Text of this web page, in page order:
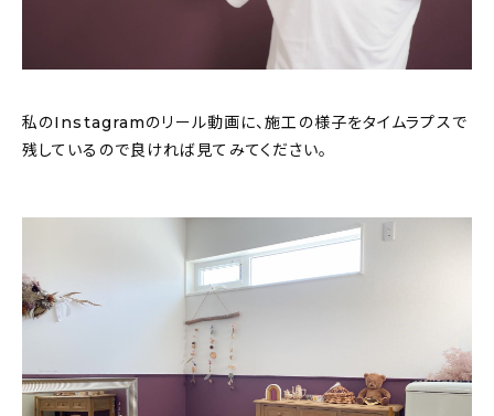
私のInstagramのリール動画に、施工の様子をタイムラプスで
残しているので良ければ見てみてください。